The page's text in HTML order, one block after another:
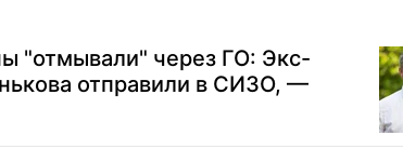
"отмывали" через ГО: Экс-
отправили в СИЗО, —